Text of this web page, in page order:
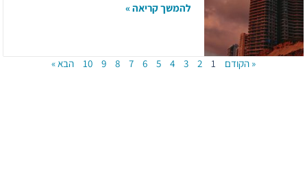
להמשך קריאה »
« הקודם 1
2
3
4
5
6
7
8
9
10 הבא »